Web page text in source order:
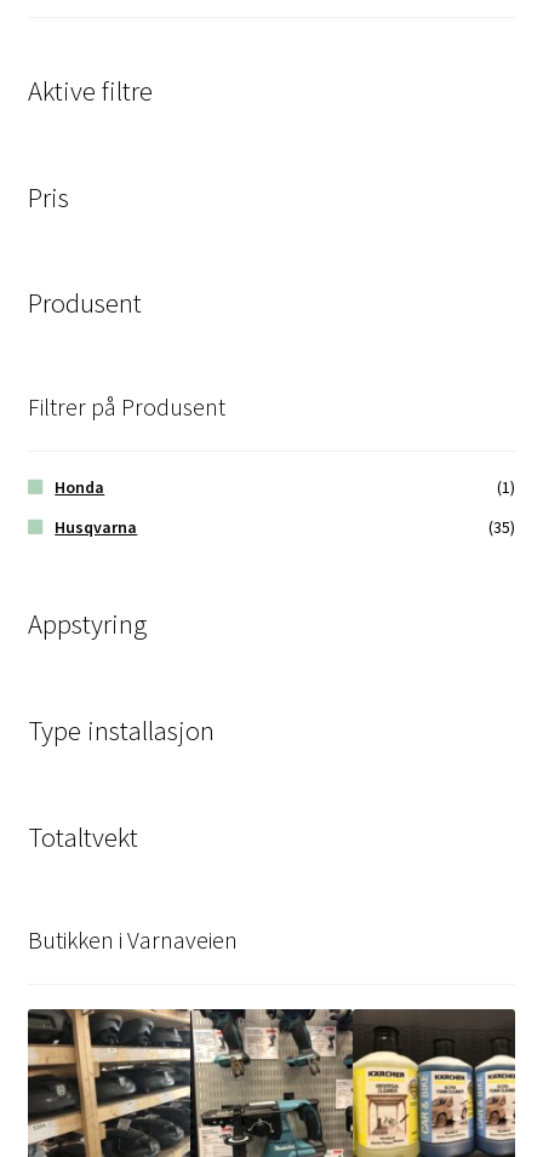
Aktive filtre
Pris
Produsent
Filtrer på Produsent
Honda
(1)
Husqvarna
(35)
Appstyring
Type installasjon
Totaltvekt
Butikken i Varnaveien